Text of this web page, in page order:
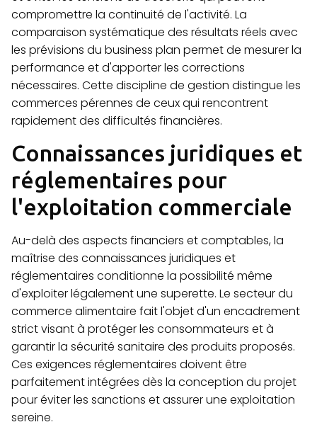
compromettre la continuité de l'activité. La
comparaison systématique des résultats réels avec
les prévisions du business plan permet de mesurer la
performance et d'apporter les corrections
nécessaires. Cette discipline de gestion distingue les
commerces pérennes de ceux qui rencontrent
rapidement des difficultés financières.
Connaissances juridiques et
réglementaires pour
l'exploitation commerciale
Au-delà des aspects financiers et comptables, la
maîtrise des connaissances juridiques et
réglementaires conditionne la possibilité même
d'exploiter légalement une superette. Le secteur du
commerce alimentaire fait l'objet d'un encadrement
strict visant à protéger les consommateurs et à
garantir la sécurité sanitaire des produits proposés.
Ces exigences réglementaires doivent être
parfaitement intégrées dès la conception du projet
pour éviter les sanctions et assurer une exploitation
sereine.